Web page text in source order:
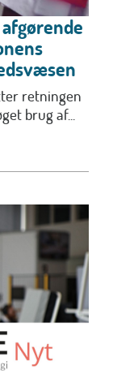
retningen
brug af...